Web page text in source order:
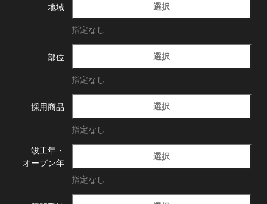
地域 選択
指定なし
部位 選択
指定なし
採用商品 選択
指定なし
竣工年・
オープン年
選択
指定なし